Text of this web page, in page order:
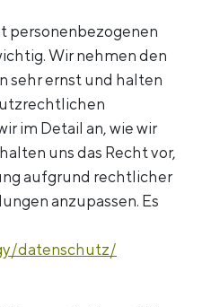
personenbezogenen
Wir nehmen den
sehr ernst und halten
im Detail an, wie wir
uns das Recht vor,
aufgrund rechtlicher
anzupassen. Es
datenschutz/